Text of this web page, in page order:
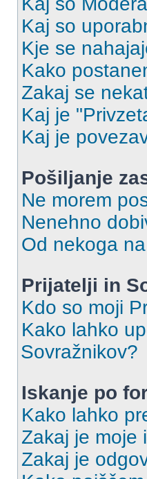
Kaj so
Kje se
Kako
Zakaj se
Kaj je
Kaj je
Pošiljanje
Ne morem
Nenehno
Od nekoga
Prijatelji in
Kdo so moji
Kako lahko
Sovražnikov?
Iskanje po
Kako lahko
Zakaj je moje
Zakaj je